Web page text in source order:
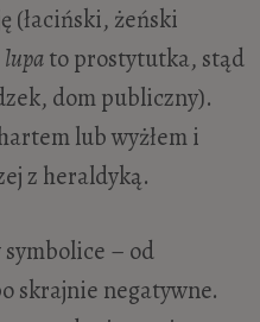
(łaciński, żeński
lupato prostytutka, stąd
dom publiczny).
lub wyżłem i
z heraldyką.
– od
skrajnie negatywne.